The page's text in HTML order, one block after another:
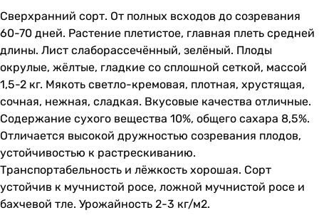
Сверхранний сорт. От полных всходов до созревания
60-70 дней. Растение плетистое, главная плеть средней
длины. Лист слаборассечённый, зелёный. Плоды
окрулые, жёлтые, гладкие со сплошной сеткой, массой
1,5-2 кг. Мякоть светло-кремовая, плотная, хрустящая,
сочная, нежная, сладкая. Вкусовые качества отличные.
Содержание сухого вещества 10%, общего сахара 8,5%.
Отличается высокой дружностью созревания плодов,
устойчивостью к растрескиванию.
Транспортабельность и лёжкость хорошая. Сорт
устойчив к мучнистой росе, ложной мучнистой росе и
бахчевой тле. Урожайность 2-3 кг/м2.